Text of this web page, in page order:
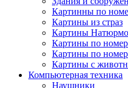
Картинны по
Картины из страз
Картины
Картины по
Картины по
Картины с
Компьютерная техника
Наушники